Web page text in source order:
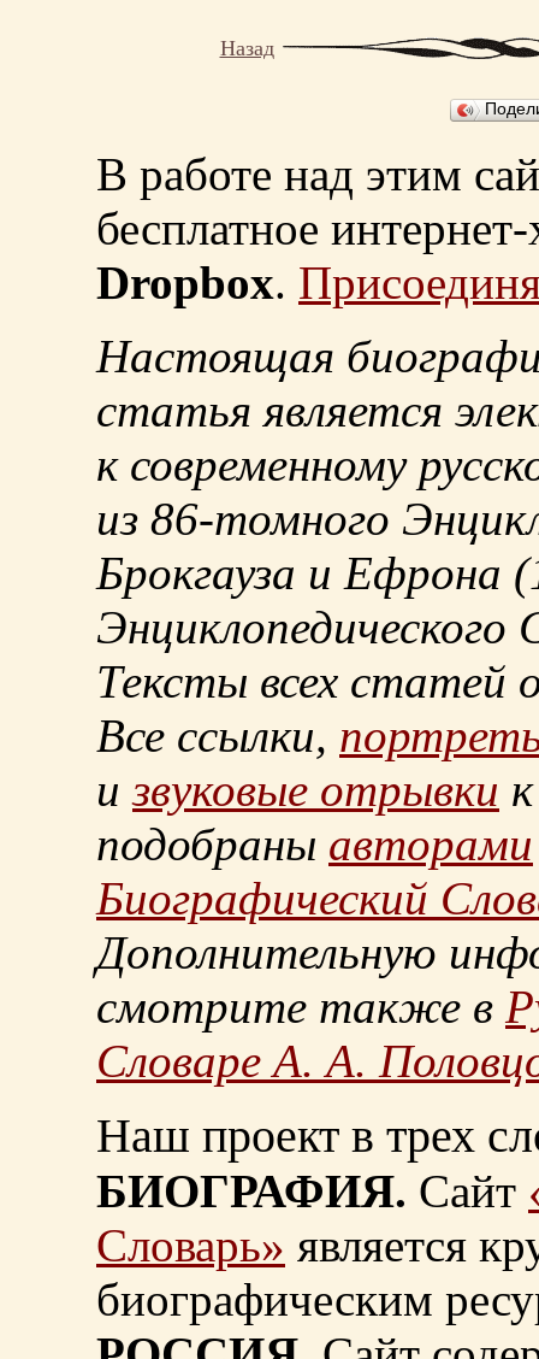
Назад
В работе над этим
бесплатное
Dropbox.
Настоящая
статья является
к современному
из 86-томного
Брокгауза и Ефрона
Энциклопедического
Тексты всех статей
Все ссылки,
извуковые отрывки
подобраны авторами
Биографический
Дополнительную
смотрите также в
Словаре А. А.
Наш проект в трех
БИОГРАФИЯ. Сайт
Словарь» является
биографическим